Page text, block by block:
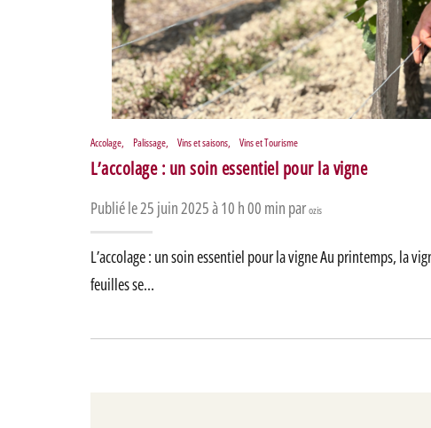
Accolage, Palissage, Vins et saisons, Vins et Tourisme
L’accolage : un soin essentiel pour la vigne
Publié le 25 juin 2025 à 10 h 00 min parozis
L’accolage : un soin essentiel pour la vigne Au printemps, la
feuilles se…